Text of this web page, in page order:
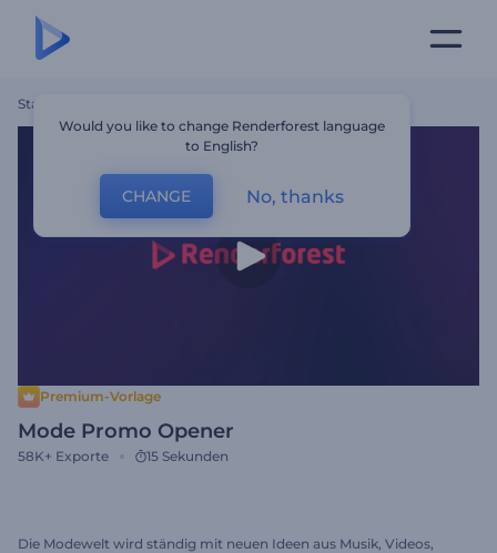
Startseite
Premium-Vorlage
Mode Promo Opener
58K+ Exporte 15 Sekunden
Die Modewelt wird ständig mit neuen Ideen aus Musik, Videos,
Would you like to change Renderforest language
to English?
CHANGE No, thanks